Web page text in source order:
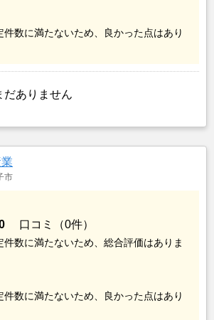
数に満たないため、良かった点はあり
だありません
市
口コミ（0件）
数に満たないため、総合評価はありま
数に満たないため、良かった点はあり